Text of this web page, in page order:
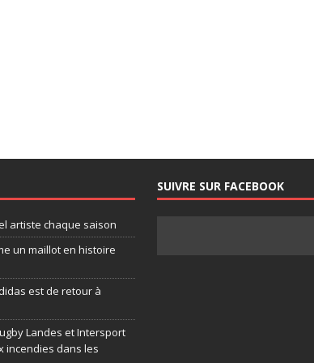
artiste chaque saison
un maillot en histoire
est de retour à
Landes et Intersport
incendies dans les
SUIVRE SUR FACEBOOK